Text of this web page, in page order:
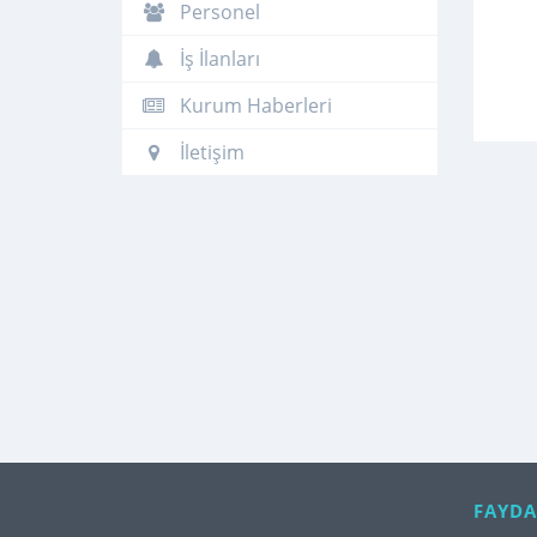
Personel
İş İlanları
Kurum Haberleri
İletişim